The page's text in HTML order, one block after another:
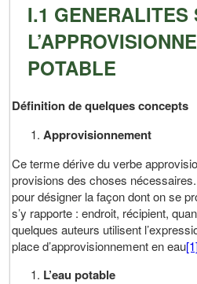
I.1 GENERALITES
POTABLE
Définition de quelques concepts
Approvisionnement
Ce terme dérive du verbe
provisions des choses
pour désigner la façon dont on se
s’y rapporte : endroit, récipient,
quelques auteurs utilisent
place d’approvisionnement en eau
L’eau potable